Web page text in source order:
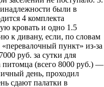
были в
4 комплекта
кровать и одно 1.5
к дивану, если, по словам
пункт» из-за
руб. за сутки для
питомца (всего 8000 руб.) —
день, проходил
сдают палатки в